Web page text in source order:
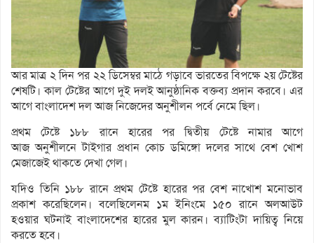
আর মাত্র ২ দিন পর ২২ ডিসেম্বর মাঠে গড়াবে ভারতের বিপক্ষে ২য় টেষ্টের
শেষটি। কাল টেষ্টের আগে দুই দলই আনুষ্ঠানিক বক্তব্য প্রদান করবে। এর
আগে বাংলাদেশ দল আজ নিজেদের অনুশীলন পর্বে নেমে ছিল।
প্রথম টেষ্টে ১৮৮ রানে হারের পর দ্বিতীয় টেষ্টে নামার আগে
আজ অনুশীলনে টাইগার প্রধান কোচ ডমিঙ্গো দলের সাথে বেশ খোশ
মেজাজেই থাকতে দেখা গেল।
যদিও তিনি ১৮৮ রানে প্রথম টেষ্টে হারের পর বেশ নাখোশ মনোভাব
প্রকাশ করেছিলেন। বলেছিলেনম ১ম ইনিংমে ১৫০ রানে অলআউট
হওয়ার ঘটনাই বাংলাদেশের হারের মুল কারন। ব্যাটিংটা দায়িত্ব নিয়ে
করতে হবে।